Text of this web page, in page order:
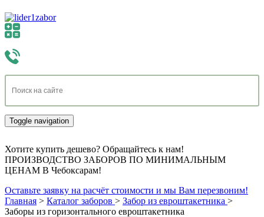
Toggle navigation
Хотите купить дешево? Обращайтесь к нам!
ПРОИЗВОДСТВО ЗАБОРОВ ПО МИНИМАЛЬНЫМ
ЦЕНАМ В Чебоксарам!
Оставьте заявку на расчёт стоимости и мы Вам перезвоним!
Главная > Каталог заборов > Забор из евроштакетника >
Заборы из горизонтального евроштакетника